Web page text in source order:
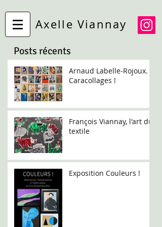
Axelle Viannay
Posts récents
Arnaud Labelle-Rojoux.
Caracollages !
François Viannay, l'art du
textile
Exposition Couleurs !